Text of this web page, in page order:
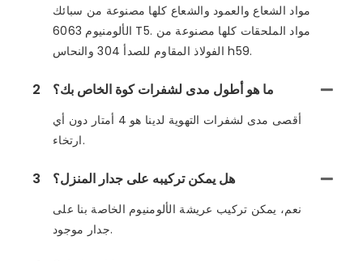
مواد الشعاع والعمود والشعاع كلها مصنوعة من سبائك
الألومنيوم 6063 T5. مواد الملحقات كلها مصنوعة من
الفولاذ المقاوم للصدأ 304 والنحاس h59.
2 ما هو أطول مدى لشفرات كوة الخاص بك؟
أقصى مدى لشفرات التهوية لدينا هو 4 أمتار دون أي
ارتخاء.
3 هل يمكن تركيبه على جدار المنزل؟
نعم، يمكن تركيب عريشة الألومنيوم الخاصة بنا على
جدار موجود.